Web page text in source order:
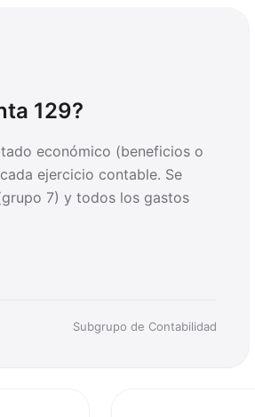
129?
económico (beneficios o
ejercicio contable. Se
7) y todos los gastos
Subgrupo de Contabilidad